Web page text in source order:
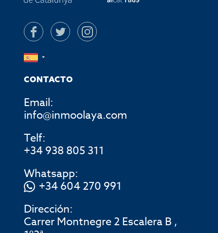
CONTACTO
Email:
info@inmoolaya.com
Telf:
+34 938 805 311
Whatsapp:
+34 604 270 991
Dirección:
Carrer Montnegre 2 Escalera B ,